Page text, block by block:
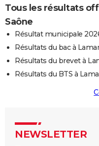
Tous les résultats
Saône
Résultat municipale
Résultats du bac à
Résultats du brevet à
Résultats du BTS à
NEWSLETTER